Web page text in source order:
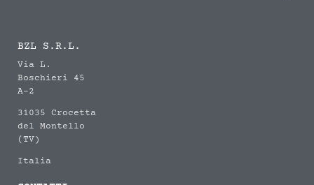
BZL S.R.L.
Via L.
Boschieri 45
A-2
31035 Crocetta
del Montello
(TV)
Italia